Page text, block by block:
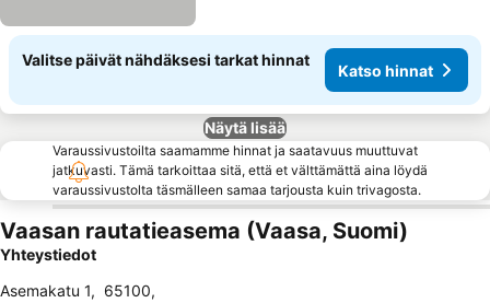
Valitse päivät nähdäksesi tarkat hinnat
Katso hinnat
Näytä lisää
Varaussivustoilta saamamme hinnat ja saatavuus muuttuvat
jatkuvasti. Tämä tarkoittaa sitä, että et välttämättä aina löydä
varaussivustolta täsmälleen samaa tarjousta kuin trivagosta.
Vaasan rautatieasema (Vaasa, Suomi)
Yhteystiedot
Asemakatu 1, 65100,